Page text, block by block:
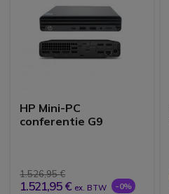
HP Mini-PC
conferentie G9
1.526,95 €
1.521,95 € ex. BTW -0%